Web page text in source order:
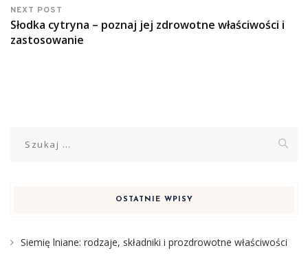
NEXT POST
Słodka cytryna – poznaj jej zdrowotne właściwości i
zastosowanie
OSTATNIE WPISY
Siemię lniane: rodzaje, składniki i prozdrowotne właściwości